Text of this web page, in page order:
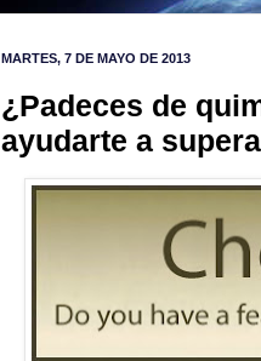
MARTES, 7 DE MAYO DE 2013
¿Padeces de
ayudarte a